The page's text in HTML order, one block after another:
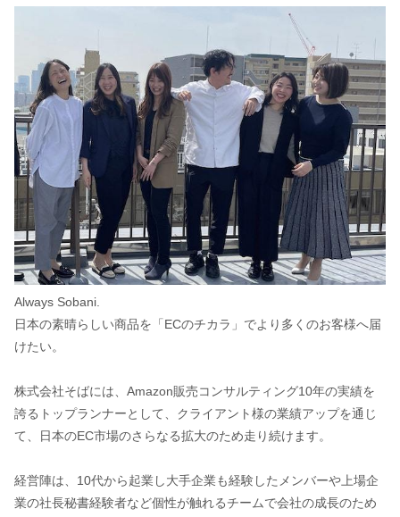
Always Sobani.
日本の素晴らしい商品を「ECのチカラ」でより多くのお客様へ届
けたい。
株式会社そばには、Amazon販売コンサルティング10年の実績を
誇るトップランナーとして、クライアント様の業績アップを通じ
て、日本のEC市場のさらなる拡大のため走り続けます。
経営陣は、10代から起業し大手企業も経験したメンバーや上場企
業の社長秘書経験者など個性が触れるチームで会社の成長のため